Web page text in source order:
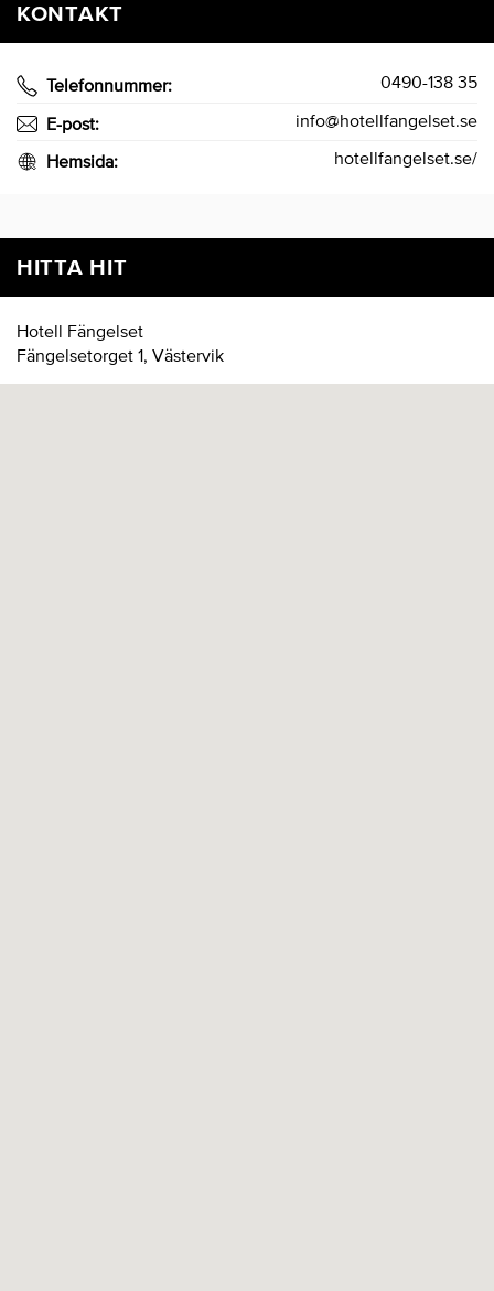
KONTAKT
Telefonnummer: 0490-138 35
E-post: info@hotellfangelset.se
Hemsida: hotellfangelset.se/
HITTA HIT
Hotell Fängelset
Fängelsetorget 1, Västervik